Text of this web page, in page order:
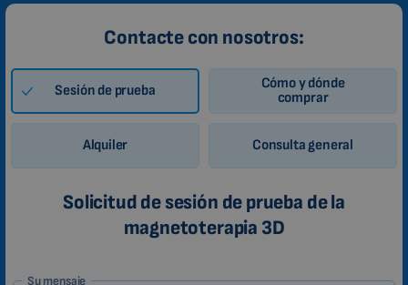
Contacte con nosotros:
Sesión de prueba
Cómo y dónde
comprar
Alquiler Consulta general
Solicitud de sesión de prueba de la
magnetoterapia 3D
1-Su mensaje